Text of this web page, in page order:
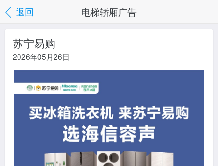
返回 电梯轿厢广告
苏宁易购
2026年05月26日